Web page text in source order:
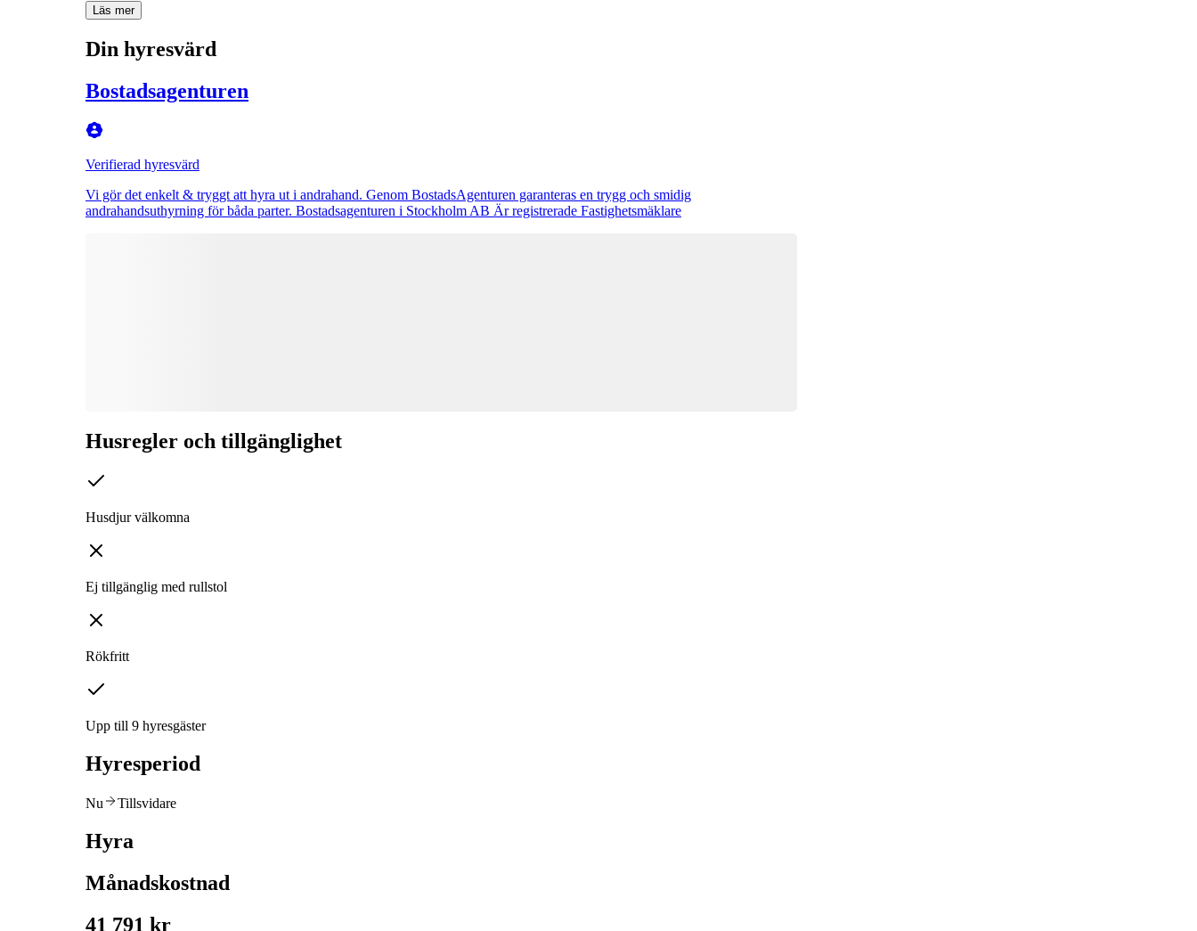
Läs mer
Din hyresvärd
Bostadsagenturen
Verifierad hyresvärd
Vi gör det enkelt & tryggt att hyra ut i andrahand. Genom BostadsAgenturen garanteras en trygg och smidig
andrahandsuthyrning för båda parter. Bostadsagenturen i Stockholm AB Är registrerade Fastighetsmäklare
Husregler och tillgänglighet
Husdjur välkomna
Ej tillgänglig med rullstol
Rökfritt
Upp till 9 hyresgäster
Hyresperiod
Nu Tillsvidare
Hyra
Månadskostnad
41 791 kr